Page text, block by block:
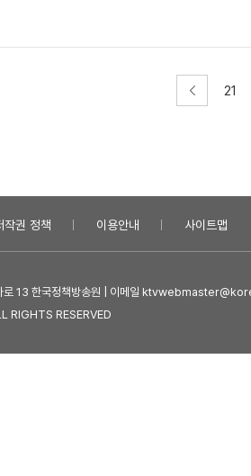
21
작권 정책 이용안내 사이트맵
로 13 한국정책방송원 | 이메일
RIGHTS RESERVED